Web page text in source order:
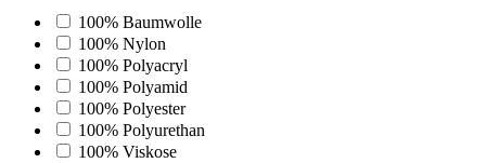
100% Baumwolle
100% Nylon
100% Polyacryl
100% Polyamid
100% Polyester
100% Polyurethan
100% Viskose